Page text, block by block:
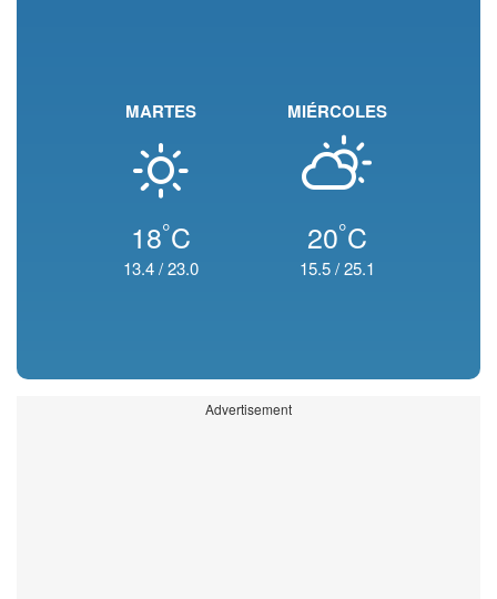
MARTES
18°C
13.4/23.0
MIÉRCOLES
20°C
15.5/25.1
Advertisement